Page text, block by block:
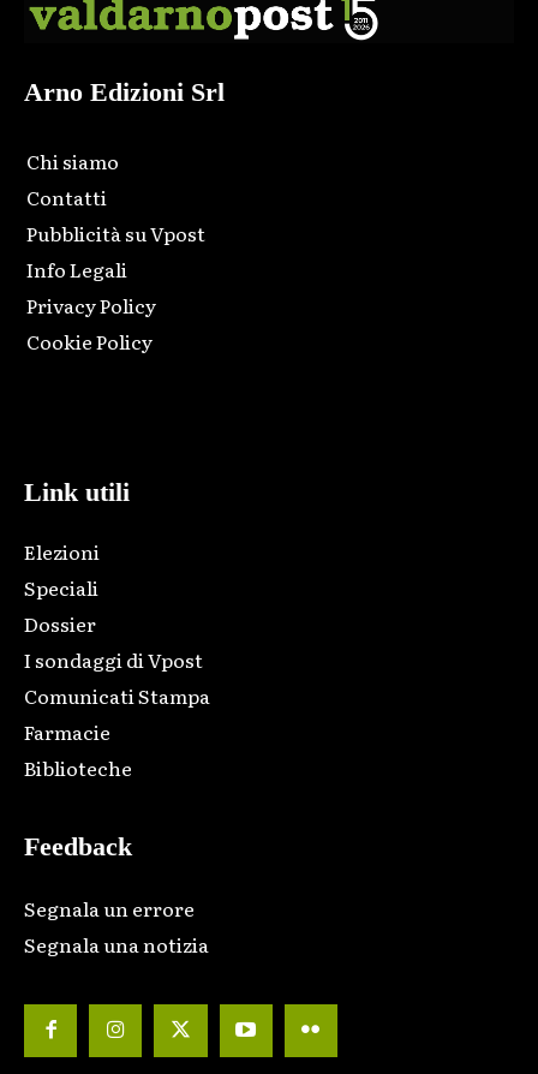
Arno Edizioni Srl
Chi siamo
Contatti
Pubblicità su Vpost
Info Legali
Privacy Policy
Cookie Policy
Link utili
Elezioni
Speciali
Dossier
I sondaggi di Vpost
Comunicati Stampa
Farmacie
Biblioteche
Feedback
Segnala un errore
Segnala una notizia